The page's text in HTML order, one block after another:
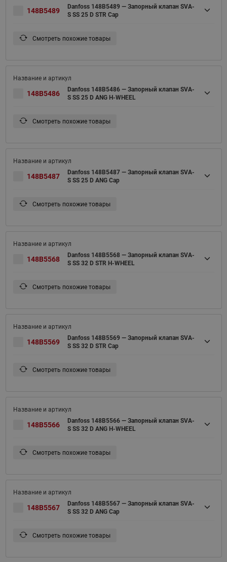
148B5489
Danfoss 148B5489 — Запорный клапан SVA-
S SS 25 D STR Cap
Смотреть похожие товары
148B5486
Danfoss 148B5486 — Запорный клапан SVA-
S SS 25 D ANG H-WHEEL
Смотреть похожие товары
148B5487
Danfoss 148B5487 — Запорный клапан SVA-
S SS 25 D ANG Cap
Смотреть похожие товары
148B5568
Danfoss 148B5568 — Запорный клапан SVA-
S SS 32 D STR H-WHEEL
Смотреть похожие товары
148B5569
Danfoss 148B5569 — Запорный клапан SVA-
S SS 32 D STR Cap
Смотреть похожие товары
148B5566
Danfoss 148B5566 — Запорный клапан SVA-
S SS 32 D ANG H-WHEEL
Смотреть похожие товары
148B5567
Danfoss 148B5567 — Запорный клапан SVA-
S SS 32 D ANG Cap
Смотреть похожие товары